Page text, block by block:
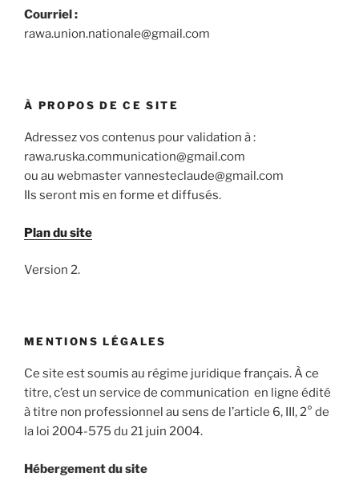
Courriel :
rawa.union.nationale@gmail.com
À PROPOS DE CE SITE
Adressez vos contenus pour validation à :
rawa.ruska.communication@gmail.com
ou au webmaster vannesteclaude@gmail.com
Ils seront mis en forme et diffusés.
Plan du site
Version 2.
MENTIONS LÉGALES
Ce site est soumis au régime juridique français. À ce
titre, c’est un service de communication en ligne édité
à titre non professionnel au sens de l’article 6, III, 2° de
la loi 2004-575 du 21 juin 2004.
Hébergement du site